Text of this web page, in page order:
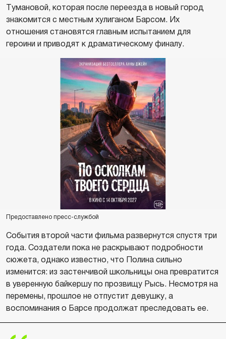
Тумановой, которая после переезда в новый город
знакомится с местным хулиганом Барсом. Их
отношения становятся главным испытанием для
героини и приводят к драматическому финалу.
Предоставлено пресс-службой
События второй части фильма развернутся спустя три
года. Создатели пока не раскрывают подробности
сюжета, однако известно, что Полина сильно
изменится: из застенчивой школьницы она превратится
в уверенную байкершу по прозвищу Рысь. Несмотря на
перемены, прошлое не отпустит девушку, а
воспоминания о Барсе продолжат преследовать ее.